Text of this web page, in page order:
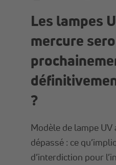
Les lampes
mercure
?
Modèle de lampe UV
dépassé : ce
d’interdiction pour